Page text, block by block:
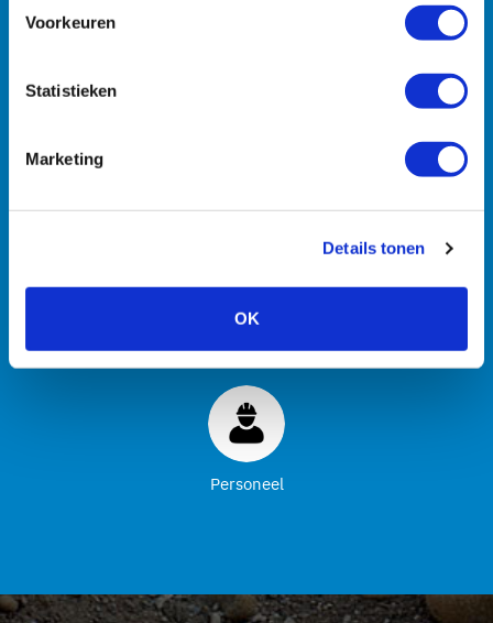
Voorkeuren
Statistieken
Marketing
Details tonen
OK
Zoekt u specifieke machines? U vindt ze razendsnel met
Zuigmachines
Personeel